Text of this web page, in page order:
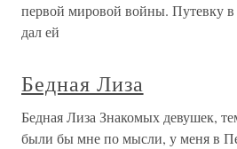
первой мировой войны. Путевку
дал ей
Бедная Лиза
Бедная Лиза Знакомых девушек,
были бы мне по мысли, у меня в